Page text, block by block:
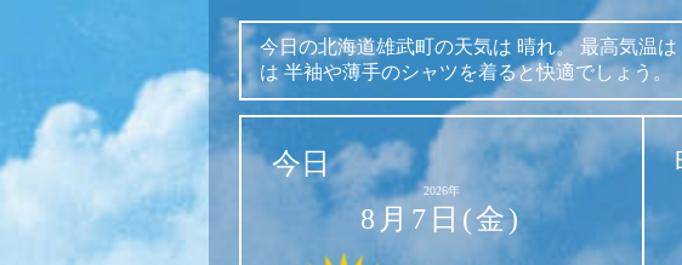
今日の北海道雄武町の天気は 晴れ。 最高気温は
は 半袖や薄手のシャツを着ると快適でしょう。
今日
2026年
8月7日(金)